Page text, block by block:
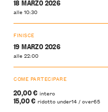
18 MARZO 2026
alle 10:30
FINISCE
19 MARZO 2026
alle 22:00
COME PARTECIPARE
20,00 € intero
15,00 € ridotto under14 / over65